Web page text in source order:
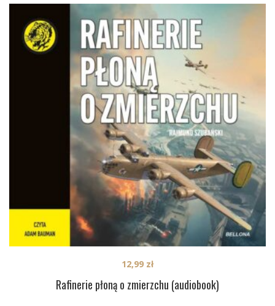
Rafinerie płoną o zmierzchu (audiobook)
12,99 zł